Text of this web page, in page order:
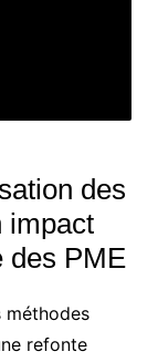
des
impact
des PME
méthodes
refonte